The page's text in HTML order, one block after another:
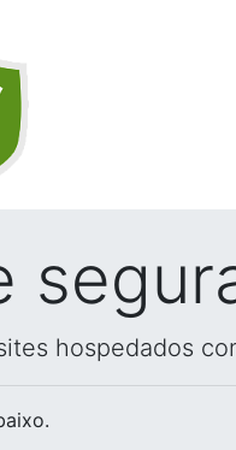
hospedados